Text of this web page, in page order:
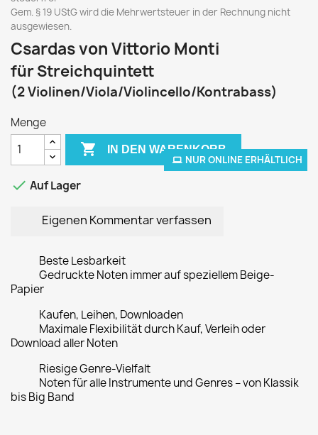
NUR ONLINE ERHÄLTLICH
Gem. § 19 UStG wird die Mehrwertsteuer in der Rechnung nicht
ausgewiesen.
Csardas von Vittorio Monti
für Streichquintett
(2 Violinen/Viola/Violincello/Kontrabass)
Menge
 IN DEN WARENKORB
 Auf Lager
Eigenen Kommentar verfassen
Beste Lesbarkeit
Gedruckte Noten immer auf speziellem Beige-
Papier
Kaufen, Leihen, Downloaden
Maximale Flexibilität durch Kauf, Verleih oder
Download aller Noten
Riesige Genre-Vielfalt
Noten für alle Instrumente und Genres – von Klassik
bis Big Band